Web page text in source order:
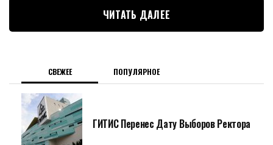
ЧИТАТЬ ДАЛЕЕ
СВЕЖЕЕ ПОПУЛЯРНОЕ
ГИТИС Перенес Дату Выборов Ректора